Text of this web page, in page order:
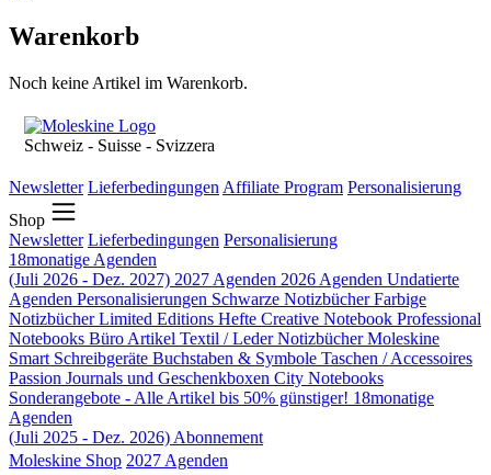
Warenkorb
Noch keine Artikel im Warenkorb.
Schweiz - Suisse - Svizzera
Newsletter Lieferbedingungen Affiliate Program Personalisierung
Shop
Newsletter Lieferbedingungen Personalisierung
18monatige Agenden
(Juli 2026 - Dez. 2027) 2027 Agenden 2026 Agenden Undatierte
Agenden Personalisierungen Schwarze NotizbücherFarbige
NotizbücherLimited Editions Hefte Creative Notebook Professional
Notebooks Büro Artikel Textil / Leder NotizbücherMoleskine
Smart Schreibgeräte Buchstaben & Symbole Taschen / Accessoires
Passion Journals und Geschenkboxen City Notebooks
Sonderangebote - Alle Artikel bis 50% günstiger! 18monatige
Agenden
(Juli 2025 - Dez. 2026) Abonnement
Moleskine Shop 2027 Agenden